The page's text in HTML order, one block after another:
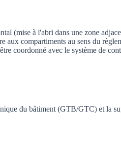
(mise à l'abri dans une zone
aux compartiments au sens du
coordonné avec le système de
du bâtiment (GTB/GTC) et la